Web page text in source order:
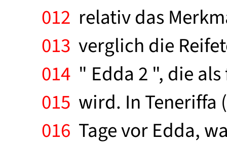
012 relativ das
013 verglich die
014 " Edda 2 ", die
015 wird. In Teneriffa
016 Tage vor Edda,